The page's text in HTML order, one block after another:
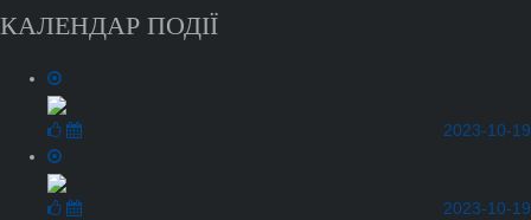
КАЛЕНДАР ПОДІЇ
2023-10-19
2023-10-19